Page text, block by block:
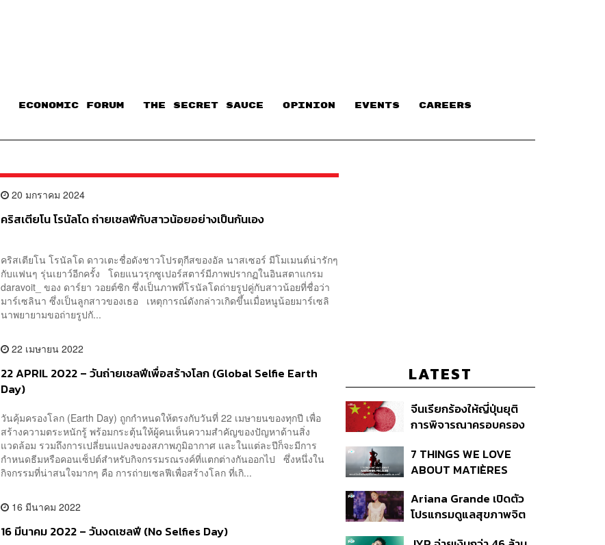
ECONOMIC FORUM THE SECRET SAUCE​ OPINION EVENTS CAREERS
20 มกราคม 2024
คริสเตียโน โรนัลโด ถ่ายเซลฟีกับสาวน้อยอย่างเป็นกันเอง
คริสเตียโน โรนัลโด ดาวเตะชื่อดังชาวโปรตุกีสของอัล นาสเซอร์ มีโมเมนต์น่ารักๆ
กับแฟนๆ รุ่นเยาว์อีกครั้ง โดยแนวรุกซูเปอร์สตาร์มีภาพปรากฏในอินสตาแกรม
daravoit_ ของ ดาร์ยา วอยต์ซิก ซึ่งเป็นภาพที่โรนัลโดถ่ายรูปคู่กับสาวน้อยที่ชื่อว่า
มาร์เซลินา ซึ่งเป็นลูกสาวของเธอ เหตุการณ์ดังกล่าวเกิดขึ้นเมื่อหนูน้อยมาร์เซลิ
นาพยายามขอถ่ายรูปกั...
22 เมษายน 2022
22 APRIL 2022 – วันถ่ายเซลฟีเพื่อสร้างโลก (Global Selfie Earth
Day)
วันคุ้มครองโลก (Earth Day) ถูกกำหนดให้ตรงกับวันที่ 22 เมษายนของทุกปี เพื่อ
สร้างความตระหนักรู้ พร้อมกระตุ้นให้ผู้คนเห็นความสำคัญของปัญหาด้านสิ่ง
แวดล้อม รวมถึงการเปลี่ยนแปลงของสภาพภูมิอากาศ และในแต่ละปีก็จะมีการ
กำหนดธีมหรือคอนเซ็ปต์สำหรับกิจกรรมรณรงค์ที่แตกต่างกันออกไป ซึ่งหนึ่งใน
กิจกรรมที่น่าสนใจมากๆ คือ การถ่ายเซลฟีเพื่อสร้างโลก ที่เกิ...
16 มีนาคม 2022
16 มีนาคม 2022 – วันงดเซลฟี (No Selfies Day)
LATEST
จีนเรียกร้องให้ญี่ปุ่นยุติ
การพิจารณาครอบครอง
7 THINGS WE LOVE
ABOUT MATIÈRES
Ariana Grande เปิดตัว
โปรแกรมดูแลสุขภาพจิต